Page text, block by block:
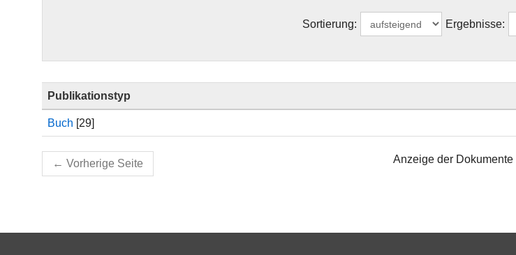
Sortierung: Ergebnisse:
Publikationstyp
Buch [29]
← Vorherige Seite Anzeige der Dokumente